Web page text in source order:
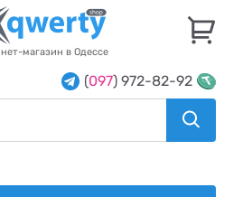
магазин в Одессе
(097) 972-82-92